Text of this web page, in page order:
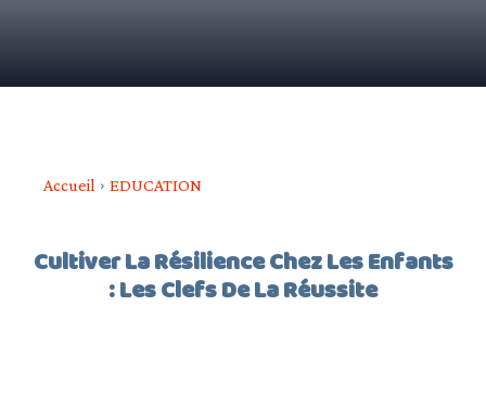
Accueil EDUCATION
Cultiver La Résilience Chez Les Enfants
: Les Clefs De La Réussite